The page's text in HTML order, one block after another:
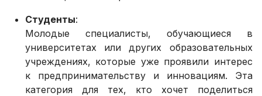
Студенты:
Молодые специалисты, обучающиеся в
университетах или других образовательных
учреждениях, которые уже проявили интерес
к предпринимательству и инновациям. Эта
категория для тех, кто хочет поделиться